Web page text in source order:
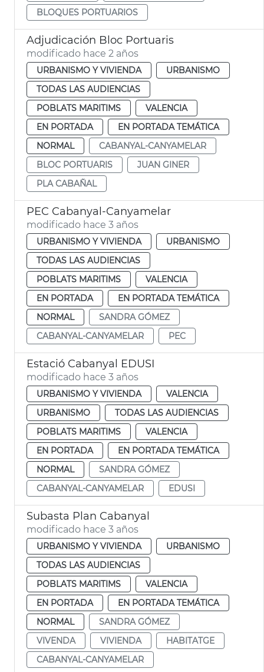
BLOQUES PORTUARIOS
Adjudicación Bloc Portuaris
modificado hace 2 años
URBANISMO Y VIVIENDA
URBANISMO
TODAS LAS AUDIENCIAS
POBLATS MARITIMS
VALENCIA
EN PORTADA
EN PORTADA TEMÁTICA
NORMAL
CABANYAL-CANYAMELAR
BLOC PORTUARIS
JUAN GINER
PLA CABAÑAL
PEC Cabanyal-Canyamelar
modificado hace 3 años
URBANISMO Y VIVIENDA
URBANISMO
TODAS LAS AUDIENCIAS
POBLATS MARITIMS
VALENCIA
EN PORTADA
EN PORTADA TEMÁTICA
NORMAL
SANDRA GÓMEZ
CABANYAL-CANYAMELAR
PEC
Estació Cabanyal EDUSI
modificado hace 3 años
URBANISMO Y VIVIENDA
VALENCIA
URBANISMO
TODAS LAS AUDIENCIAS
POBLATS MARITIMS
VALENCIA
EN PORTADA
EN PORTADA TEMÁTICA
NORMAL
SANDRA GÓMEZ
CABANYAL-CANYAMELAR
EDUSI
Subasta Plan Cabanyal
modificado hace 3 años
URBANISMO Y VIVIENDA
URBANISMO
TODAS LAS AUDIENCIAS
POBLATS MARITIMS
VALENCIA
EN PORTADA
EN PORTADA TEMÁTICA
NORMAL
SANDRA GÓMEZ
VIVENDA
VIVIENDA
HABITATGE
CABANYAL-CANYAMELAR